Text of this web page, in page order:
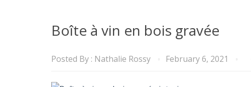
Boîte à vin en bois gravée
Posted By : Nathalie Rossy February 6, 2021